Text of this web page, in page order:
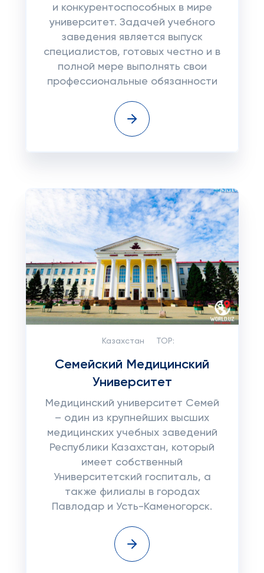
и конкурентоспособных в мире
университет. Задачей учебного
заведения является выпуск
специалистов, готовых честно и в
полной мере выполнять свои
профессиональные обязанности
Казахстан TOP:
Семейский Медицинский
Университет
Медицинский университет Семей
– один из крупнейших высших
медицинских учебных заведений
Республики Казахстан, который
имеет собственный
Университетский госпиталь, а
также филиалы в городах
Павлодар и Усть-Каменогорск.